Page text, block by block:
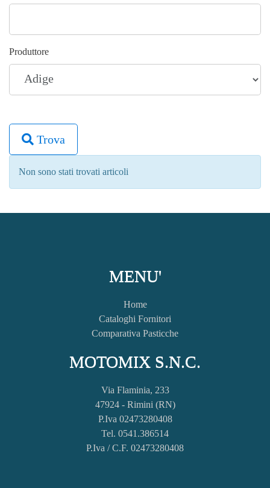
Produttore
Trova
Non sono stati trovati articoli
MENU'
Home
Cataloghi Fornitori
Comparativa Pasticche
MOTOMIX S.N.C.
Via Flaminia, 233
47924 - Rimini (RN)
P.Iva 02473280408
Tel. 0541.386514
P.Iva / C.F. 02473280408